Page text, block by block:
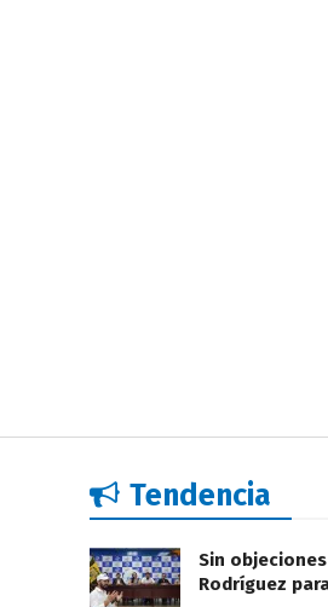
Tendencia
Sin
Rodríguez